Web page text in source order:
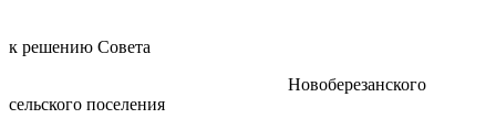
к решению Совета
Новоберезанского
сельского поселения